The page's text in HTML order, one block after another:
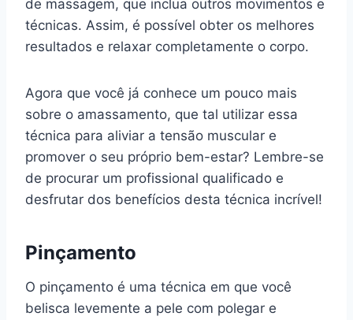
de massagem, que inclua outros movimentos e
técnicas. Assim, é possível obter os melhores
resultados e relaxar completamente o corpo.
Agora que você já conhece um pouco mais
sobre o amassamento, que tal utilizar essa
técnica para aliviar a tensão muscular e
promover o seu próprio bem-estar? Lembre-se
de procurar um profissional qualificado e
desfrutar dos benefícios desta técnica incrível!
Pinçamento
O pinçamento é uma técnica em que você
belisca levemente a pele com polegar e